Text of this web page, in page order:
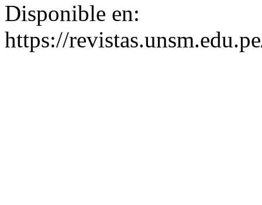
Disponible en:
https://